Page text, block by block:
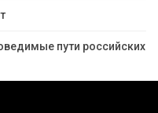
пути российских